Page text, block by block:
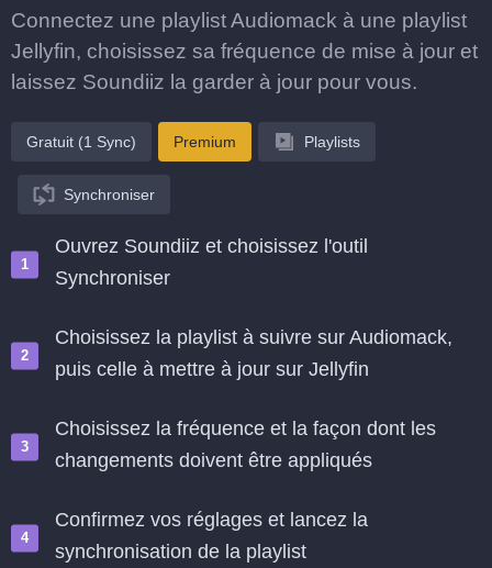
Connectez une playlist Audiomack à une playlist
Jellyfin, choisissez sa fréquence de mise à jour et
laissez Soundiiz la garder à jour pour vous.
Gratuit (1 Sync) Premium Playlists
Synchroniser
Ouvrez Soundiiz et choisissez l'outil
Synchroniser
Choisissez la playlist à suivre sur Audiomack,
puis celle à mettre à jour sur Jellyfin
Choisissez la fréquence et la façon dont les
changements doivent être appliqués
Confirmez vos réglages et lancez la
synchronisation de la playlist